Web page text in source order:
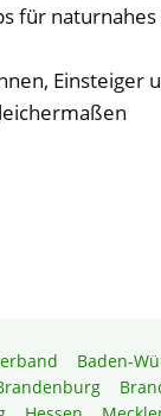
für
Einsteiger
Baden-